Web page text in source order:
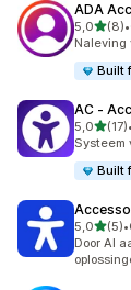
ADA
5,0van 5
(8)
8 •
Naleving
Built
AC ‑
5,0van 5
(17)
17 •
Systeem
Built
5,0van 5
(5)
5 •
Door AI